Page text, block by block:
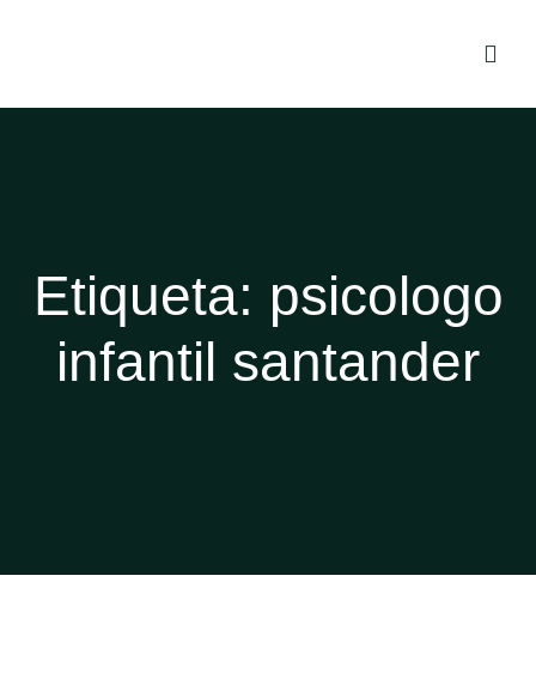
Etiqueta: psicologo
infantil santander